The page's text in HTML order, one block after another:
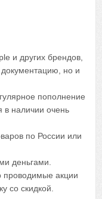
и других брендов,
но и
пополнение
в наличии очень
по России или
деньгами.
проводимые акции
со скидкой.